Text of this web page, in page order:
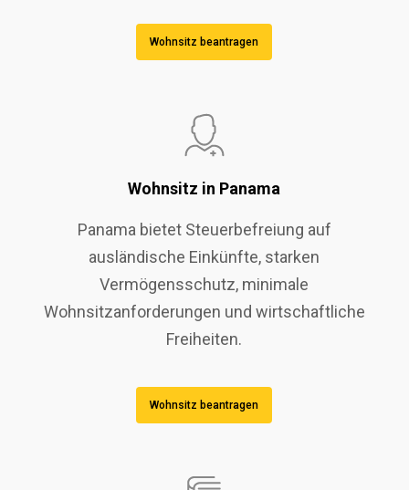
Wohnsitz beantragen
Wohnsitz in Panama
Panama bietet Steuerbefreiung auf
ausländische Einkünfte, starken
Vermögensschutz, minimale
Wohnsitzanforderungen und wirtschaftliche
Freiheiten.
Wohnsitz beantragen